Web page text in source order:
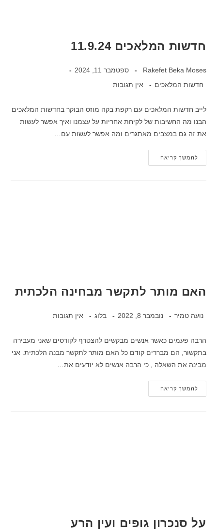
חדשות המלאכים 11.9.24
Rakefet Beka Moses
ספטמבר 11, 2024
חדשות המלאכים
אין תגובות
לייב חדשות המלאכים עם רקפת בקה מוזס הבוקר בחדשות המלאכים
הבנו מה החשיבות של לקיחת אחריות על עצמנו ואיך אפשר לעשות
את זה גם במצבים מאתגרים ומה אפשר לעשות עם…
להמשך קריאה
האם מותר לתקשר מבחינה הלכתית
נועה טמיר נובמבר 8, 2022 בלוג אין תגובות
הרבה פעמים כאשר אנשים מבקשים להצטרף לקורסים שאני מעבירה
בתקשור, הם מבררים קודם כל האם מותר לתקשר מבנה הלכתית. אני
מבינה את השאלה , כי הרבה אנשים לא יודעים את…
להמשך קריאה
על סנכרון גופים ועין הרע